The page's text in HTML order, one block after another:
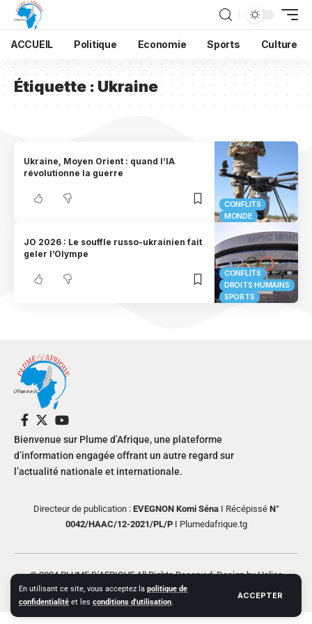
En utilisant ce site, vous acceptez la politique de
confidentialité et les conditions d'utilisation.
ACCEPTER
ACCUEIL Politique Economie Sports Culture
Étiquette : Ukraine
CONFLITS
MONDE
Ukraine, Moyen Orient : quand l’IA
révolutionne la guerre
CONFLITS
DROITS HUMAINS
SPORTS
JO 2026 : Le souffle russo-ukrainien fait
geler l’Olympe
Bienvenue sur Plume d’Afrique, une plateforme
d’information engagée offrant un autre regard sur
l’actualité nationale et internationale.
Directeur de publication : EVEGNON Komi SénaI RécépisséN°
0042/HAAC/12-2021/PL/PI Plumedafrique.tg
© 2024 PLUME D’AFRIQUE All Rights Reserved. Design by Helios
Creative